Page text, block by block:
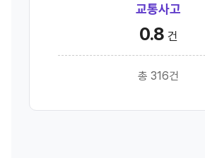
교통사고
0.8 건
총 316건